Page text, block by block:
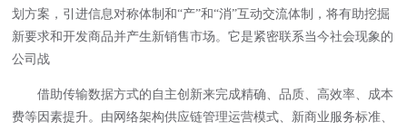
划方案，引进信息对称体制和“产”和“消”互动交流体制，将有助挖掘
新要求和开发商品并产生新销售市场。它是紧密联系当今社会现象的
公司战
借助传输数据方式的自主创新来完成精确、品质、高效率、成本
费等因素提升。由网络架构供应链管理运营模式、新商业服务标准、